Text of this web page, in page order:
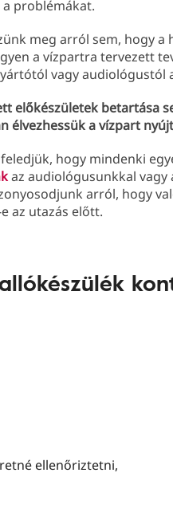
a problémákat.
meg arról sem, hogy a
a vízpartra tervezett
vagy audiológustól
előkészületek betartása
élvezhessük a vízpart
hogy mindenki
az audiológusunkkal vagy
arról, hogy
az utazás előtt.
ellenőriztetni,